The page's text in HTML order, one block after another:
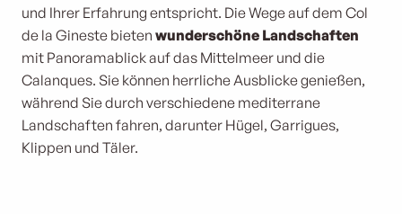
und Ihrer Erfahrung entspricht. Die Wege auf dem Col
de la Gineste bieten wunderschöne Landschaften
mit Panoramablick auf das Mittelmeer und die
Calanques. Sie können herrliche Ausblicke genießen,
während Sie durch verschiedene mediterrane
Landschaften fahren, darunter Hügel, Garrigues,
Klippen und Täler.